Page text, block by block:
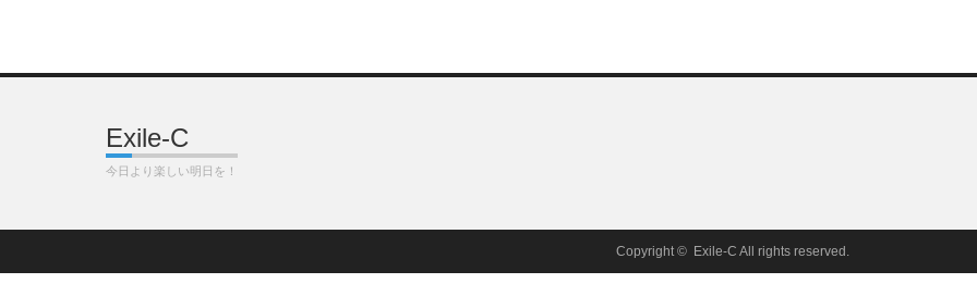
Exile-C
今日より楽しい明日を！
Copyright © Exile-C All rights reserved.